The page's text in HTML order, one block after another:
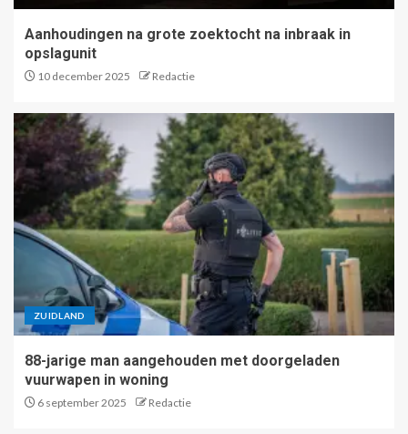
Aanhoudingen na grote zoektocht na inbraak in
opslagunit
10 december 2025 Redactie
ZUIDLAND
88-jarige man aangehouden met doorgeladen
vuurwapen in woning
6 september 2025 Redactie